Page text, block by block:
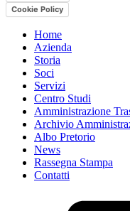
Cookie Policy
Home
Azienda
Storia
Soci
Servizi
Centro Studi
Amministrazione
Archivio
Albo Pretorio
News
Rassegna Stampa
Contatti